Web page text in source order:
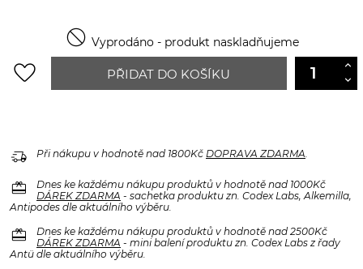
 Vyprodáno - produkt naskladňujeme
favorite_border PŘIDAT DO KOŠÍKU
delivery_truck_speed Při nákupu v hodnotě nad 1800Kč DOPRAVA ZDARMA.
redeem
Dnes ke každému nákupu produktů v hodnotě nad 1000Kč
DÁREK ZDARMA - sachetka produktu zn. Codex Labs, Alkemilla,
Antipodes dle aktuálního výběru.
redeem
Dnes ke každému nákupu produktů v hodnotě nad 2500Kč
DÁREK ZDARMA - mini balení produktu zn. Codex Labs z řady
Antü dle aktuálního výběru.